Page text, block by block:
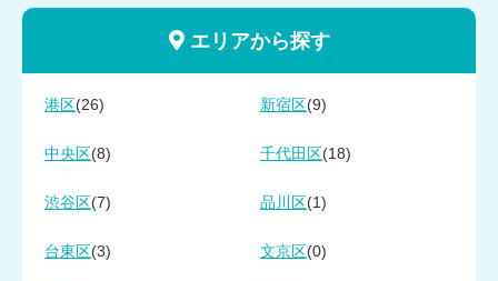
エリアから探す
港区 (26) 新宿区 (9)
中央区 (8) 千代田区 (18)
渋谷区 (7) 品川区 (1)
台東区 (3) 文京区 (0)